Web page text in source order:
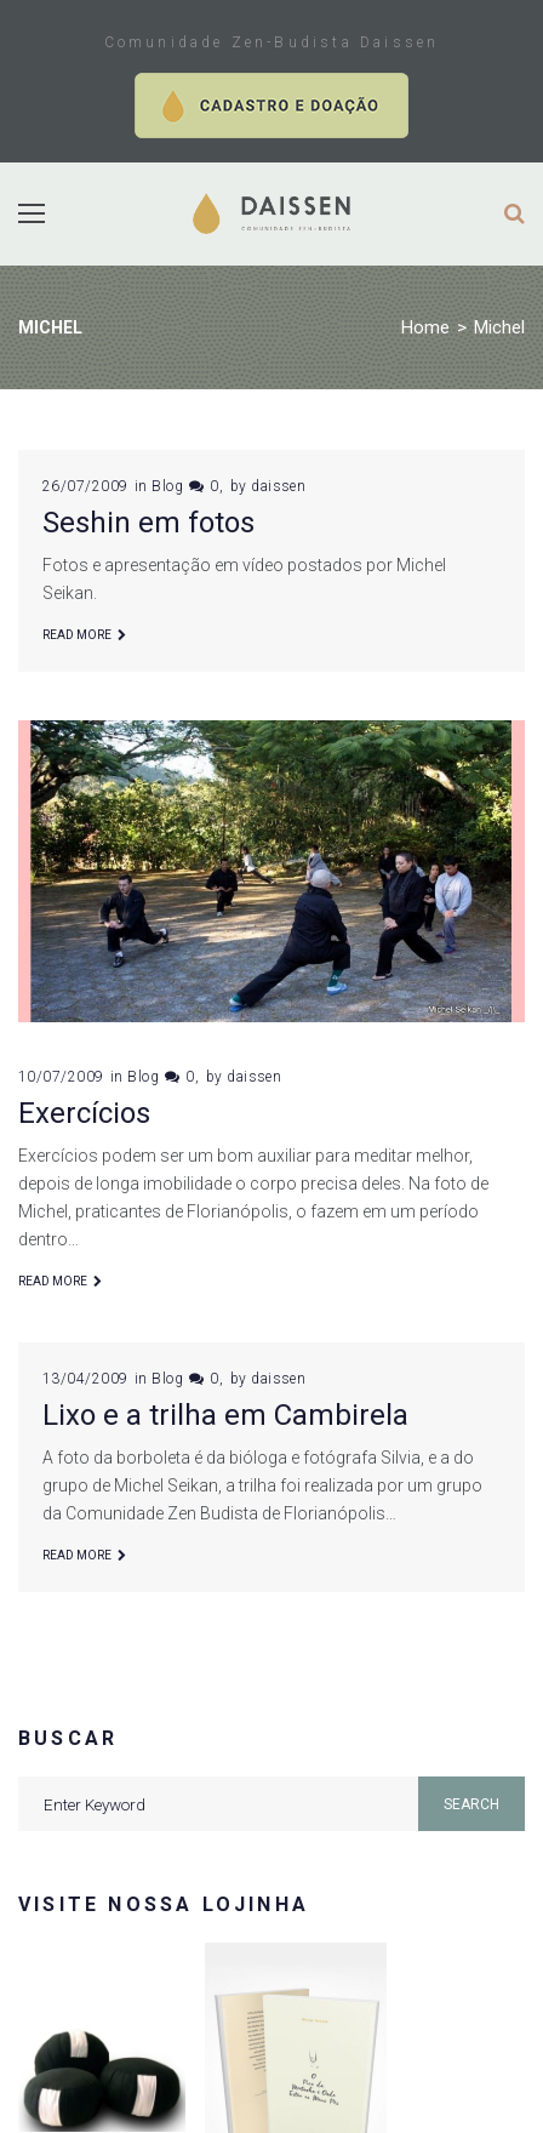
Comunidade Zen-Budista Daissen
MICHEL Home > Michel
Tag:
Michel
26/07/2009 in Blog 0 by daissen
Seshin em fotos
Fotos e apresentação em vídeo postados por Michel
Seikan.
READ MORE
10/07/2009 in Blog 0 by daissen
Exercícios
Exercícios podem ser um bom auxiliar para meditar melhor,
depois de longa imobilidade o corpo precisa deles. Na foto de
Michel, praticantes de Florianópolis, o fazem em um período
dentro…
READ MORE
13/04/2009 in Blog 0 by daissen
Lixo e a trilha em Cambirela
A foto da borboleta é da bióloga e fotógrafa Silvia, e a do
grupo de Michel Seikan, a trilha foi realizada por um grupo
da Comunidade Zen Budista de Florianópolis…
READ MORE
BUSCAR
SEARCH
VISITE NOSSA LOJINHA